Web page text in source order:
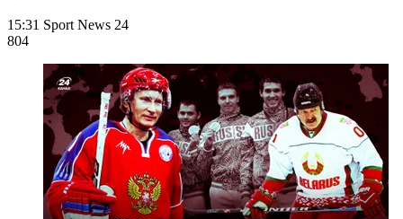
15:31 Sport News 24
804